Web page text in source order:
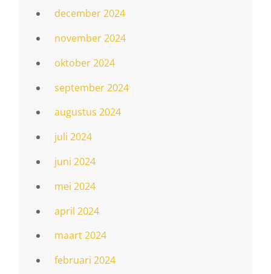
december 2024
november 2024
oktober 2024
september 2024
augustus 2024
juli 2024
juni 2024
mei 2024
april 2024
maart 2024
februari 2024